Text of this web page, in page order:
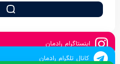
اینستاگرام رادمان
کانال تلگرام رادمان